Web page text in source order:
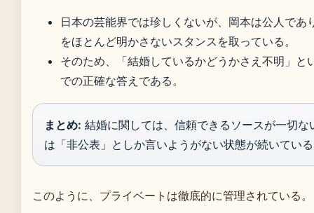
日本の芸能界では珍しくないが、岡本は公人であ
をほとんど明かさないスタンスを取っている。
そのため、「結婚しているかどうかさえ不明」と
での正確な答えである。
まとめ: 結婚に関しては、信頼できるソースが一切な
は「非公表」としか言いようがない状態が続いてい
このように、プライベートは徹底的に管理されている。